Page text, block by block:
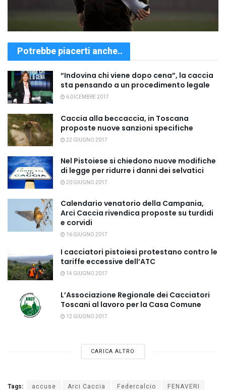
Potrebbe piacerti anche..
“Indovina chi viene dopo cena”, la caccia
sta pensando a un procedimento legale
6 DICEMBRE 2017
Caccia alla beccaccia, in Toscana
proposte nuove sanzioni specifiche
22 GIUGNO 2017
Nel Pistoiese si chiedono nuove modifiche
di legge per ridurre i danni dei selvatici
20 GIUGNO 2017
Calendario venatorio della Campania,
Arci Caccia rivendica proposte su turdidi
e corvidi
16 GIUGNO 2017
I cacciatori pistoiesi protestano contro le
tariffe eccessive dell’ATC
14 GIUGNO 2017
L’Associazione Regionale dei Cacciatori
Toscani al lavoro per la Casa Comune
12 GIUGNO 2017
CARICA ALTRO
Tags: accuse Arci Caccia Federcalcio
FENAVERI